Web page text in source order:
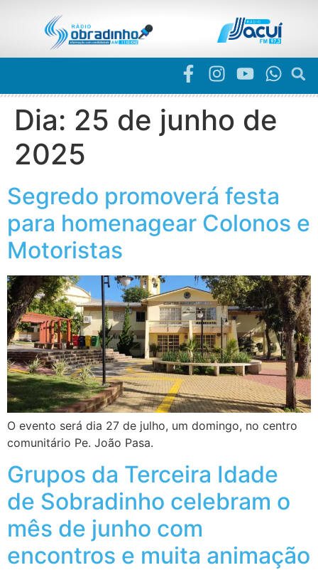
Dia: 25 de junho de
2025
Segredo promoverá festa
para homenagear Colonos e
Motoristas
O evento será dia 27 de julho, um domingo, no centro
comunitário Pe. João Pasa.
Grupos da Terceira Idade
de Sobradinho celebram o
mês de junho com
encontros e muita animação